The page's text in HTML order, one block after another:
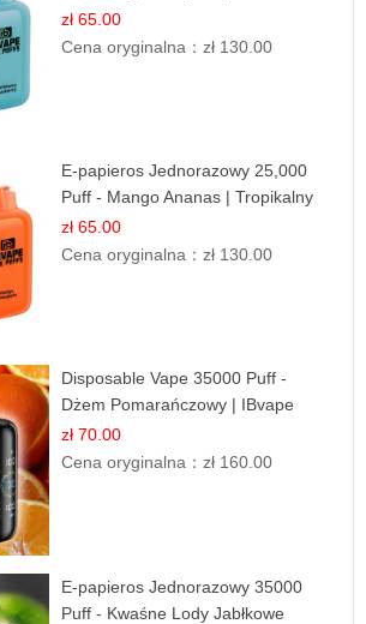
Owoce
zł 65.00
Cena oryginalna：zł 130.00
E-papieros Jednorazowy 25,000
Puff - Mango Ananas | Tropikalny
Smak
zł 65.00
Cena oryginalna：zł 130.00
Disposable Vape 35000 Puff -
Dżem Pomarańczowy | IBvape
zł 70.00
Cena oryginalna：zł 160.00
E-papieros Jednorazowy 35000
Puff - Kwaśne Lody Jabłkowe